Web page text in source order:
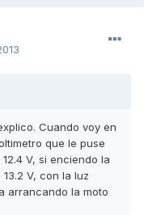
Cuando voy en
que le puse
V, si enciendo la
V, con la luz
arrancando la moto